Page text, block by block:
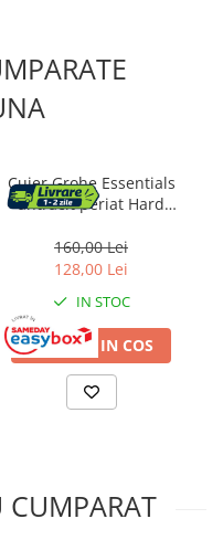
Cuier Grohe Essentials
antracit periat Hard
160,00 Lei
128,00 Lei
IN STOC
ADAUGA IN COS